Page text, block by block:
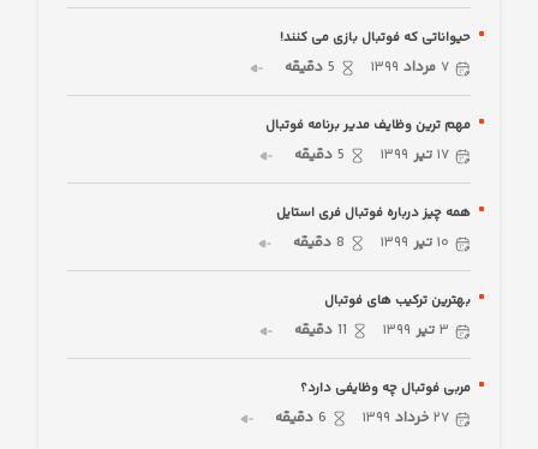
حیواناتی که فوتبال بازی می کنند!
۷ مرداد ۱۳۹۹ 5 دقیقه
مهم ترین وظایف مدیر برنامه فوتبال
۱۷ تیر ۱۳۹۹ 5 دقیقه
همه چیز درباره فوتبال فری استایل
۱۰ تیر ۱۳۹۹ 8 دقیقه
بهترین ترکیب های فوتبال
۳ تیر ۱۳۹۹ 11 دقیقه
مربی فوتبال چه وظایفی دارد؟
۲۷ خرداد ۱۳۹۹ 6 دقیقه